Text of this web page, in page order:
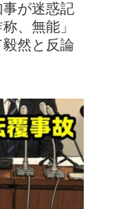
事が迷惑記
、無能」
然と反論